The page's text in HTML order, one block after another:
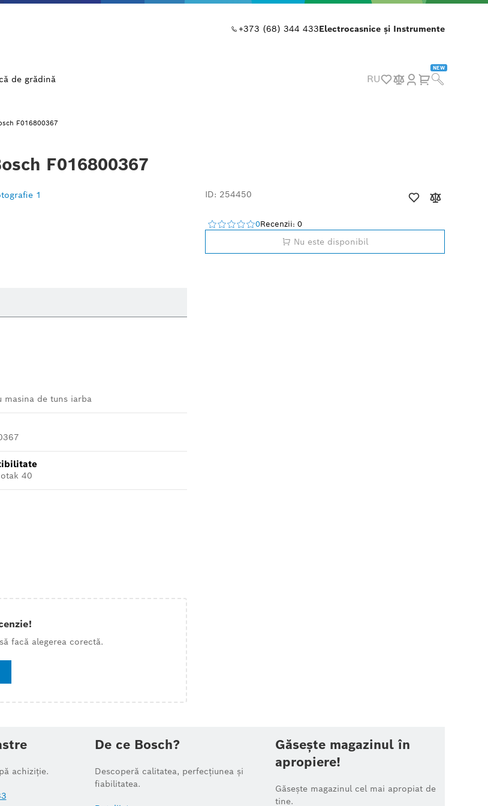
+373 (68) 344 433Electrocasnice și Instrumente
de grădină RU
NEW
F016800367
F016800367
ID: 254450
0Recenzii: 0
Nu este disponibil
masina de tuns iarba
40
facă alegerea corectă.
achiziție.
De ce Bosch?
Descoperă calitatea, perfecțiunea și
fiabilitatea.
Găsește magazinul în
apropiere!
Găsește magazinul cel mai apropiat de
tine.